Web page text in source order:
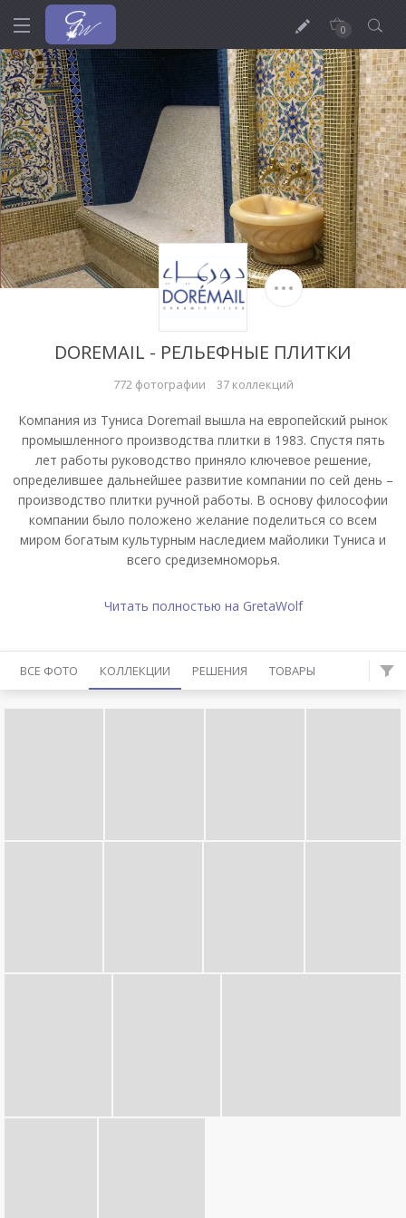
0
DOREMAIL - РЕЛЬЕФНЫЕ ПЛИТКИ
772 фотографии 37 коллекций
Компания из Туниса Doremail вышла на европейский рынок
промышленного производства плитки в 1983. Спустя пять
лет работы руководство приняло ключевое решение,
определившее дальнейшее развитие компании по сей день –
производство плитки ручной работы. В основу философии
компании было положено желание поделиться со всем
миром богатым культурным наследием майолики Туниса и
всего средиземноморья.
Читать полностью на GretaWolf
ВСЕ ФОТО КОЛЛЕКЦИИ РЕШЕНИЯ ТОВАРЫ